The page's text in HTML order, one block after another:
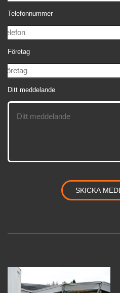
Telefonnummer
Företag
Ditt meddelande